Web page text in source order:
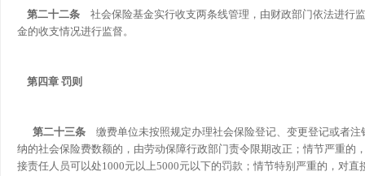
第二十二条 社会保险基金实行收支两条线管理，由财政部门依法进行
金的收支情况进行监督。
第四章 罚则
第二十三条 缴费单位未按照规定办理社会保险登记、变更登记或者注
纳的社会保险费数额的，由劳动保障行政部门责令限期改正；情节严重的
接责任人员可以处1000元以上5000元以下的罚款；情节特别严重的，对